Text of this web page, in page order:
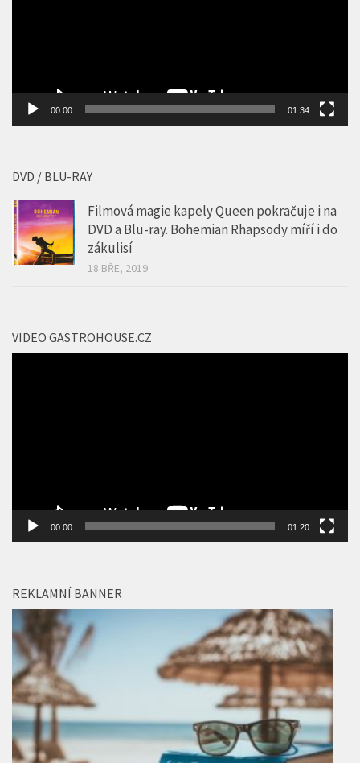
00:00 01:34
DVD / BLU-RAY
Filmová magie kapely Queen pokračuje i na
DVD a Blu-ray. Bohemian Rhapsody míří i do
zákulisí
18 BŘE, 2019
VIDEO GASTROHOUSE.CZ
00:00 01:20
REKLAMNÍ BANNER